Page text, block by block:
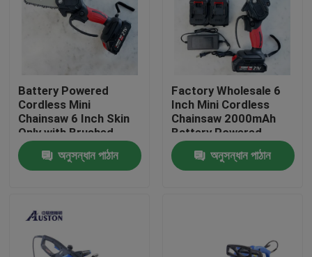
বাড়ি
পণ্য
ভিডিও
Battery Powered
Cordless Mini
Chainsaw 6 Inch Skin
Only with Brushed
motor
অনুসন্ধান পাঠান
Factory Wholesale 6
Inch Mini Cordless
Chainsaw 2000mAh
Battery Powered
অনুসন্ধান পাঠান